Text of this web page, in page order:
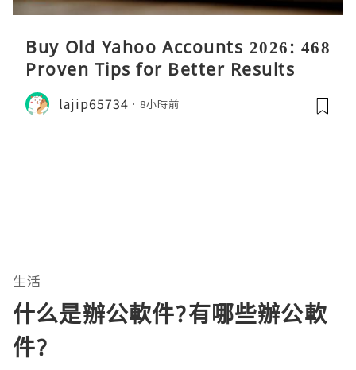
Buy Old Yahoo Accounts 2026: 468
Proven Tips for Better Results
lajip65734 8小時前
生活
什么是辦公軟件?有哪些辦公軟
件?